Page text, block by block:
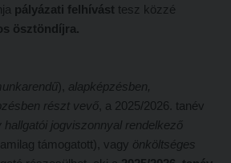
Intézet
pályázati felhívást tesz közzé
ösztöndíjra.
), alapképzésben,
részt vevő , a 2025/2026. tanév
hallgatói jogviszonnyal rendelkező
támogatott), vagy önköltséges